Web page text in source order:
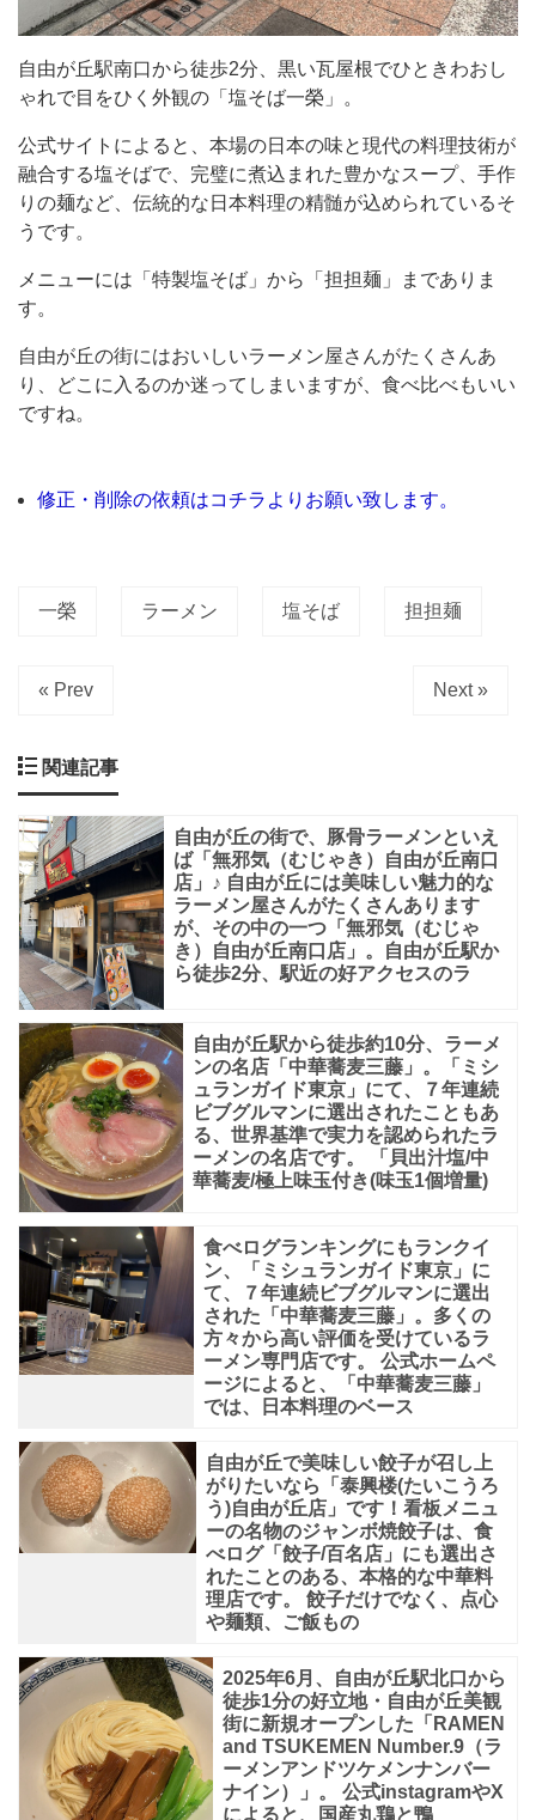
ひ
き
お
し
ゃ
れ
で
を
ひ
観
一
公
式
サ
イ
ト
に
よ
る
と、
本
場
の
日
本
の
味
と
現
の
料
理
技
融
合
す
る
塩
自由が丘駅南口から徒歩2分、黒い瓦屋根でひときわおし
ゃれで目をひく外観の「塩そば一榮」。
公式サイトによると、本場の日本の味と現代の料理技術が
融合する塩そばで、完璧に煮込まれた豊かなスープ、手作
りの麺など、伝統的な日本料理の精髄が込められているそ
うです。
メニューには「特製塩そば」から「担担麺」までありま
す。
自由が丘の街にはおいしいラーメン屋さんがたくさんあ
り、どこに入るのか迷ってしまいますが、食べ比べもいい
ですね。
修正・削除の依頼はコチラよりお願い致します。
一榮 ラーメン 塩そば 担担麺
« Prev Next »
関連記事
自由が丘の街で、豚骨ラーメンといえ
ば「無邪気（むじゃき）自由が丘南口
店」♪ 自由が丘には美味しい魅力的な
ラーメン屋さんがたくさんあります
が、その中の一つ「無邪気（むじゃ
き）自由が丘南口店」。自由が丘駅か
ら徒歩2分、駅近の好アクセスのラ
自由が丘駅から徒歩約10分、ラーメ
ンの名店「中華蕎麦三藤」。「ミシ
ュランガイド東京」にて、７年連続
ビブグルマンに選出されたこともあ
る、世界基準で実力を認められたラ
ーメンの名店です。 「貝出汁塩/中
華蕎麦/極上味玉付き(味玉1個増量)
食べログランキングにもランクイ
ン、「ミシュランガイド東京」に
て、７年連続ビブグルマンに選出
された「中華蕎麦三藤」。多くの
方々から高い評価を受けているラ
ーメン専門店です。 公式ホームペ
ージによると、「中華蕎麦三藤」
では、日本料理のベース
自由が丘で美味しい餃子が召し上
がりたいなら「泰興楼(たいこうろ
う)自由が丘店」です！看板メニュ
ーの名物のジャンボ焼餃子は、食
べログ「餃子/百名店」にも選出さ
れたことのある、本格的な中華料
理店です。 餃子だけでなく、点心
や麺類、ご飯もの
2025年6月、自由が丘駅北口から
徒歩1分の好立地・自由が丘美観
街に新規オープンした「RAMEN
and TSUKEMEN Number.9（ラ
ーメンアンドツケメンナンバー
ナイン）」。 公式instagramやX
によると、国産丸鶏と鴨